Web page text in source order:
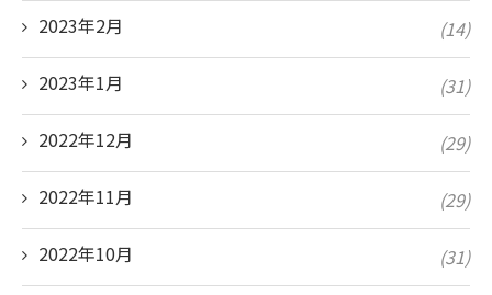
2023年2月 (14)
2023年1月 (31)
2022年12月 (29)
2022年11月 (29)
2022年10月 (31)